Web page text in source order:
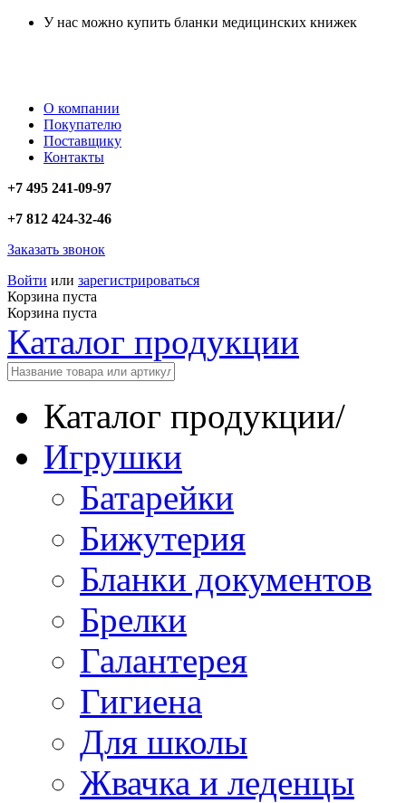
У нас можно купить бланки медицинских книжек
О компании
Покупателю
Поставщику
Контакты
+7 495 241-09-97
+7 812 424-32-46
Заказать звонок
Войти или зарегистрироваться
Корзина пуста
Корзина пуста
Каталог продукции
Каталог продукции/
Игрушки
Батарейки
Бижутерия
Бланки документов
Брелки
Галантерея
Гигиена
Для школы
Жвачка и леденцы